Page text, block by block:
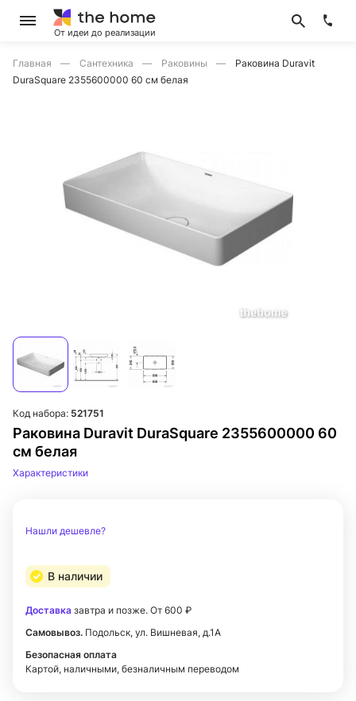
От идеи до реализации
Главная Сантехника Раковины
Раковина Duravit
DuraSquare 2355600000 60 см белая
Раковина Duravit DuraSquare 2355600000 60
см белая
Код набора: 521751
Характеристики
Нашли дешевле?
В наличии
Доставка завтра и позже. От 600 ₽
Самовывоз. Подольск, ул. Вишневая, д.1А
Безопасная оплата
Картой, наличными, безналичным переводом